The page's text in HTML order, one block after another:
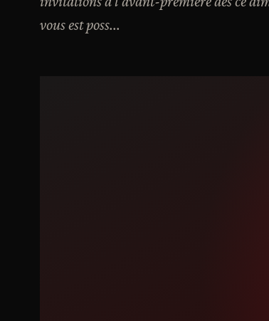
vous est poss...